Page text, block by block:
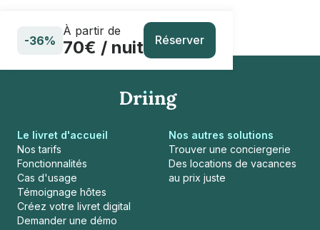
-36%
À partir de
70€ / nuit Réserver
Le livret d'accueil
Nos tarifs
Fonctionnalités
Cas d'usage
Témoignage hôtes
Créez votre livret digital
Demander une démo
Nos autres solutions
Trouver une conciergerie
Des locations de vacances
au prix juste